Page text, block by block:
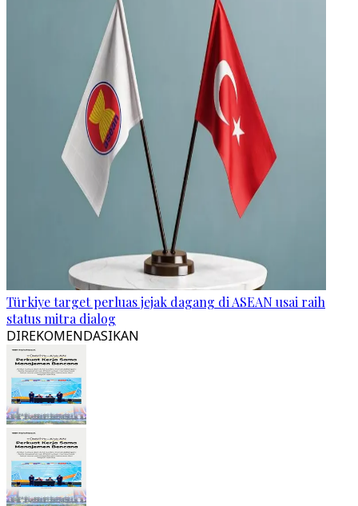
Türkiye target perluas jejak dagang di ASEAN usai raih
status mitra dialog
DIREKOMENDASIKAN